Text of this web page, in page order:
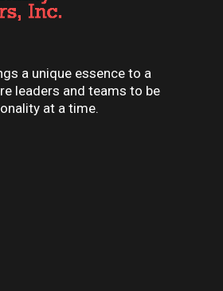
a unique essence to a
leaders and teams to be
at a time.